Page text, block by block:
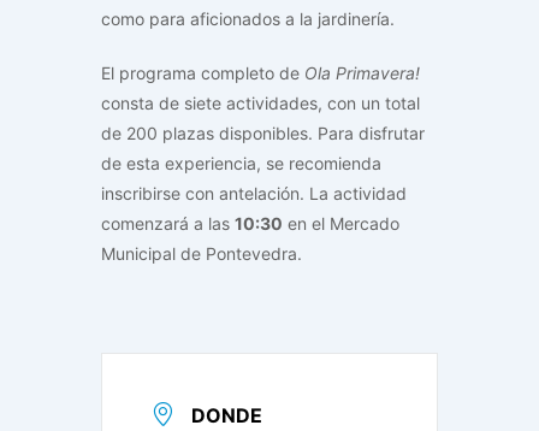
como para aficionados a la jardinería.
El programa completo de Ola Primavera!
consta de siete actividades, con un total
de 200 plazas disponibles. Para disfrutar
de esta experiencia, se recomienda
inscribirse con antelación. La actividad
comenzará a las 10:30 en el Mercado
Municipal de Pontevedra.
DONDE